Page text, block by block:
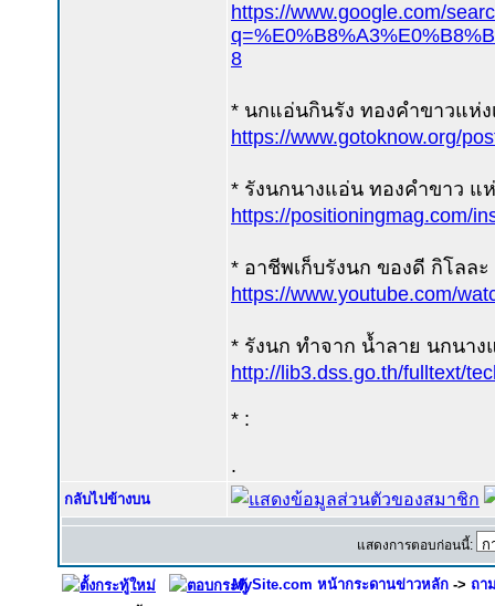
https://www.google.com/
8
* นกแอ่นกินรัง ทองคำขาวแห่ง
https://www.gotoknow.org/
* รังนกนางแอ่น ทองคำขาว แ
https://positioningmag.com/
* อาชีพเก็บรังนก ของดี กิโลละ
https://www.youtube.com/
* รังนก ทำจาก น้ำลาย นกนาง
http://lib3.dss.go.th/fulltext/
* :
.
กลับไปข้างบน
แสดงการตอบก่อนนี้:
MySite.com หน้ากระดานข่าวหลัก -> ถา